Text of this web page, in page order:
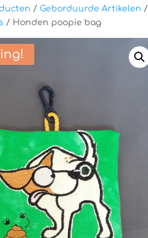
/ Geborduurde Artikelen /
/ Honden poopie bag